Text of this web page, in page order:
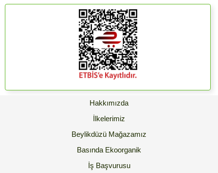
Hakkımızda
İlkelerimiz
Beylikdüzü Mağazamız
Basında Ekoorganik
İş Başvurusu